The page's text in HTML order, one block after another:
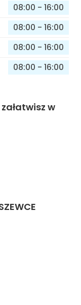
08:00 - 16:00
08:00 - 16:00
08:00 - 16:00
08:00 - 16:00
w